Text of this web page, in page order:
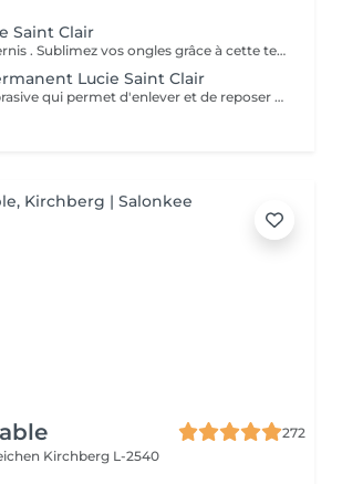
Saint Clair
Manucure sans vernis . Sublimez vos ongles grâce à cette technique naturelle qui comprend une mise en forme, une élimination tout en douceur de la cuticule. Les ongles retrouvent leur éclat naturel . Manucure avec vernis. Sublimez vos ongles grâce à cette technique naturelle qui comprend une mise en forme, une élimination tout en douceur de la cuticule. Finition complète et impeccable grâce a la pose de vernis.
Lucie Saint Clair
Technique non abrasive qui permet d'enlever et de reposer en douceur votre semi-permanent. Tenue ,brillance impeccable
272
Kirchberg L-2540